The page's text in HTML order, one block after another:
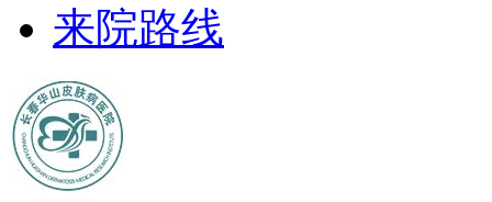
来院路线